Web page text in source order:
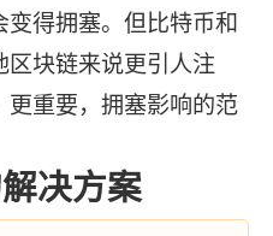
得拥塞。但比特币和
区块链来说更引人注
更重要，拥塞影响的范
决方案